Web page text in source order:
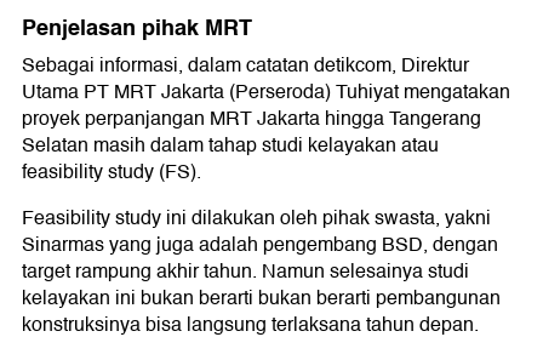
Penjelasan pihak MRT
Sebagai informasi, dalam catatan detikcom, Direktur
Utama PT MRT Jakarta (Perseroda) Tuhiyat mengatakan
proyek perpanjangan MRT Jakarta hingga Tangerang
Selatan masih dalam tahap studi kelayakan atau
feasibility study (FS).
Feasibility study ini dilakukan oleh pihak swasta, yakni
Sinarmas yang juga adalah pengembang BSD, dengan
target rampung akhir tahun. Namun selesainya studi
kelayakan ini bukan berarti bukan berarti pembangunan
konstruksinya bisa langsung terlaksana tahun depan.